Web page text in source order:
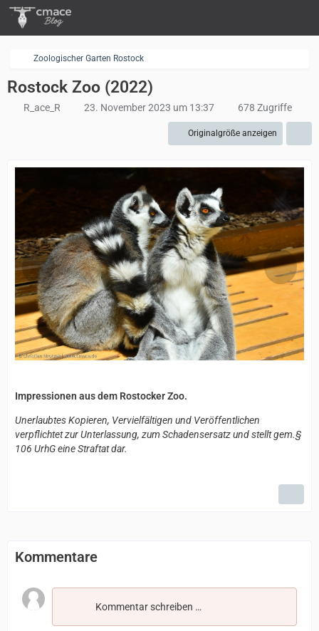
Zoologischer Garten Rostock
Rostock Zoo (2022)
R_ace_R 23. November 2023 um 13:37 678 Zugriffe
Originalgröße anzeigen
Impressionen aus dem Rostocker Zoo.
Unerlaubtes Kopieren, Vervielfältigen und Veröffentlichen
verpflichtet zur Unterlassung, zum Schadensersatz und stellt gem.§
106 UrhG eine Straftat dar.
Kommentare
Kommentar schreiben …